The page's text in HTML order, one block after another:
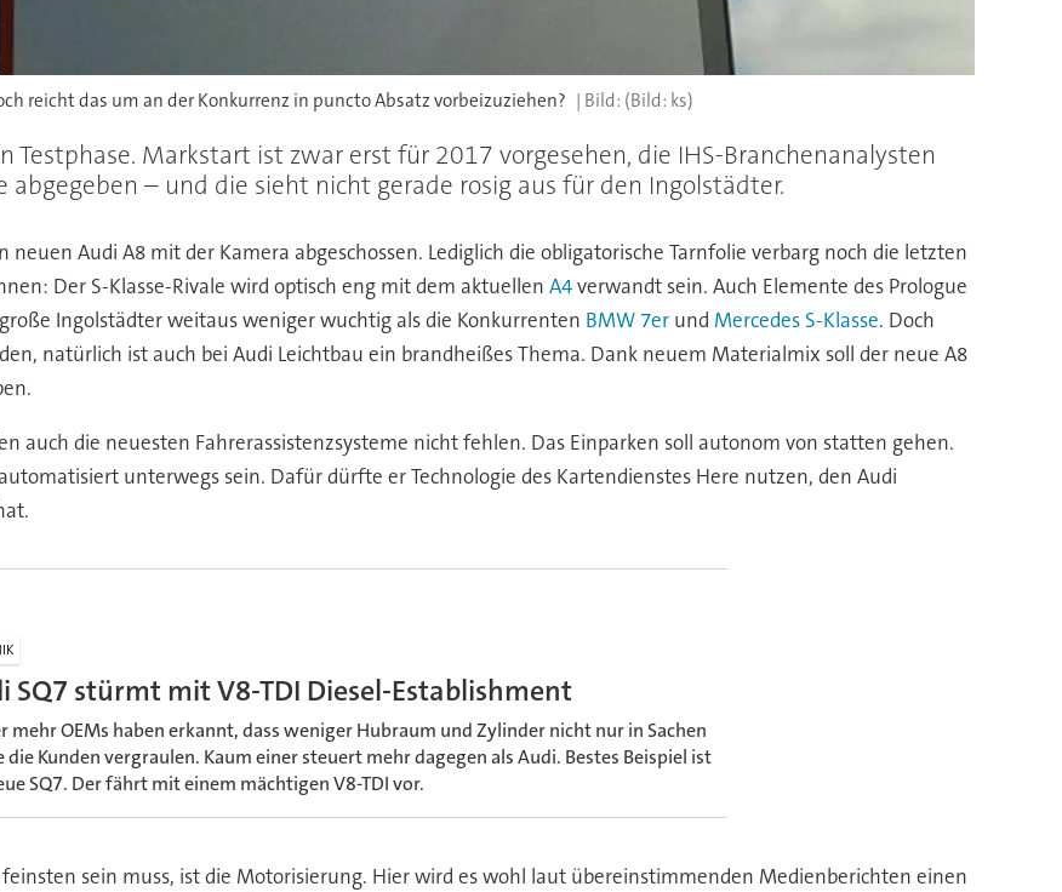
reicht das um an der Konkurrenz in puncto Absatz vorbeizuziehen? (Bild: ks)
Markstart ist zwar erst für 2017 vorgesehen, die IHS-Branchenanalysten
– und die sieht nicht gerade rosig aus für den Ingolstädter.
Audi A8 mit der Kamera abgeschossen. Lediglich die obligatorische Tarnfolie verbarg noch die letzten
Der S-Klasse-Rivale wird optisch eng mit dem aktuellen A4verwandt sein. Auch Elemente des Prologue
Ingolstädter weitaus weniger wuchtig als die Konkurrenten BMW 7erund Mercedes S-Klasse. Doch
natürlich ist auch bei Audi Leichtbau ein brandheißes Thema. Dank neuem Materialmix soll der neue A8
auch die neuesten Fahrerassistenzsysteme nicht fehlen. Das Einparken soll autonom von statten gehen.
unterwegs sein. Dafür dürfte er Technologie des Kartendienstes Here nutzen, den Audi
SQ7 stürmt mit V8-TDI Diesel-Establishment
mehr OEMs haben erkannt, dass weniger Hubraum und Zylinder nicht nur in Sachen
die Kunden vergraulen. Kaum einer steuert mehr dagegen als Audi. Bestes Beispiel ist
SQ7. Der fährt mit einem mächtigen V8-TDI vor.
sein muss, ist die Motorisierung. Hier wird es wohl laut übereinstimmenden Medienberichten einen